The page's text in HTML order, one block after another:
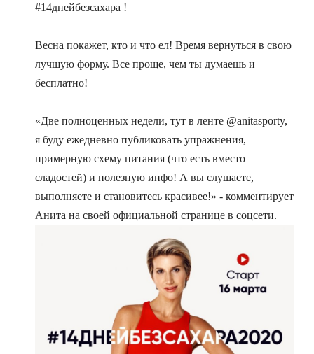
#14днейбезсахара !
Весна покажет, кто и что ел! Время вернуться в свою
лучшую форму. Все проще, чем ты думаешь и
бесплатно!
«Две полноценных недели, тут в ленте @anitasporty,
я буду ежедневно публиковать упражнения,
примерную схему питания (что есть вместо
сладостей) и полезную инфо! А вы слушаете,
выполняете и становитесь красивее!» - комментирует
Анита на своей официальной странице в соцсети.